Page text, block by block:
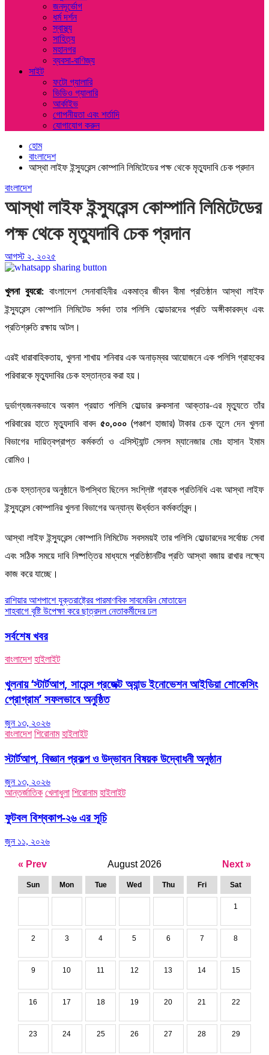
জনদূর্ভোগ
ধর্ম দর্শন
স্বাস্থ্য
সাহিত্য
মহানগর
ব্যবসা-বাণিজ্য
সাইট
ফটো গ্যালারি
ভিডিও গ্যালারি
আর্কাইভ
গোপনীয়তা এবং শর্তাদি
যোগাযোগ করুন
হোম
বাংলাদেশ
আস্থা লাইফ ইন্স্যুরেন্স কোম্পানি লিমিটেডের পক্ষ থেকে মৃত্যুদাবি চেক প্রদান
বাংলাদেশ
আস্থা লাইফ ইন্স্যুরেন্স কোম্পানি লিমিটেডের
পক্ষ থেকে মৃত্যুদাবি চেক প্রদান
আগস্ট ২, ২০২৫
খুলনা ব্যুরো: বাংলাদেশ সেনাবাহিনীর একমাত্র জীবন বীমা প্রতিষ্ঠান আস্থা লাইফ
ইন্স্যুরেন্স কোম্পানি লিমিটেড সর্বদা তার পলিসি হোল্ডারদের প্রতি অঙ্গীকারবদ্ধ এবং
প্রতিশ্রুতি রক্ষায় অটল।
এরই ধারাবাহিকতায়, খুলনা শাখায় শনিবার এক অনাড়ম্বর আয়োজনে এক পলিসি গ্রাহকের
পরিবারকে মৃত্যুদাবির চেক হস্তান্তর করা হয়।
দুর্ভাগ্যজনকভাবে অকাল প্রয়াত পলিসি হোল্ডার রুকসানা আক্তার-এর মৃত্যুতে তাঁর
পরিবারের হাতে মৃত্যুদাবি বাবদ ৫০,০০০ (পঞ্চাশ হাজার) টাকার চেক তুলে দেন খুলনা
বিভাগের দায়িত্বপ্রাপ্ত কর্মকর্তা ও এসিস্ট্যান্ট সেলস ম্যানেজার মোঃ হাসান ইমাম
রোমিও।
চেক হস্তান্তর অনুষ্ঠানে উপস্থিত ছিলেন সংশ্লিষ্ট গ্রাহক প্রতিনিধি এবং আস্থা লাইফ
ইন্স্যুরেন্স কোম্পানির খুলনা বিভাগের অন্যান্য ঊর্ধ্বতন কর্মকর্তাবৃন্দ।
আস্থা লাইফ ইন্স্যুরেন্স কোম্পানি লিমিটেড সবসময়ই তার পলিসি হোল্ডারদের সর্বোচ্চ সেবা
এবং সঠিক সময়ে দাবি নিষ্পত্তির মাধ্যমে প্রতিষ্ঠানটির প্রতি আস্থা বজায় রাখার লক্ষ্যে
কাজ করে যাচ্ছে।
Post
navigation
রাশিয়ার আশপাশে যুক্তরাষ্ট্রের পারমাণবিক সাবমেরিন মোতায়েন
শাহবাগে বৃষ্টি উপেক্ষা করে ছাত্রদল নেতাকর্মীদের ঢল
সর্বশেষ খবর
বাংলাদেশ হাইলাইট
খুলনায় ‘স্টার্টআপ, সায়েন্স প্রজেক্ট অ্যান্ড ইনোভেশন আইডিয়া শোকেসিং
প্রোগ্রাম’ সফলভাবে অনুষ্ঠিত
জুন ১৩, ২০২৬
বাংলাদেশ শিরোনাম হাইলাইট
স্টার্টআপ, বিজ্ঞান প্রকল্প ও উদ্ভাবন বিষয়ক উদ্বোধনী অনুষ্ঠান
জুন ১৩, ২০২৬
আন্তর্জাতিক খেলাধুলা শিরোনাম হাইলাইট
ফুটবল বিশ্বকাপ-২৬ এর সূচি
জুন ১১, ২০২৬
« Prev August 2026 Next »
Sun Mon Tue Wed Thu Fri Sat
1
2 3 4 5 6 7 8
9 10 11 12 13 14 15
16 17 18 19 20 21 22
23 24 25 26 27 28 29